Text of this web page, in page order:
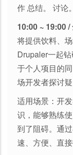
作 总结。 讨论。
10:00 ~ 19:00
将提供饮料、
Drupaler一起
于个人项目的
场开发者探讨
适用场景：开
识，能够熟练
到了阻碍。通
速、方便、直